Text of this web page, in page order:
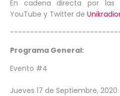
En cadena directa por las
YouTube y Twitter de
Programa General:
Evento #4
Jueves 17 de Septiembre, 2020